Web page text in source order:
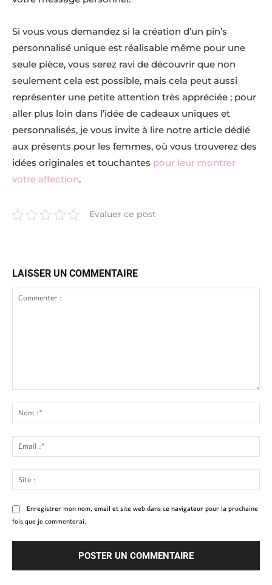
Si vous vous demandez si la création d’un pin’s
personnalisé unique est réalisable même pour une
seule pièce, vous serez ravi de découvrir que non
seulement cela est possible, mais cela peut aussi
représenter une petite attention très appréciée ; pour
aller plus loin dans l’idée de cadeaux uniques et
personnalisés, je vous invite à lire notre article dédié
aux présents pour les femmes, où vous trouverez des
idées originales et touchantes pour leur montrer
votre affection.
Evaluer ce post
LAISSER UN COMMENTAIRE
:
:*
:*
:
Enregistrer mon nom, email et site web dans ce navigateur pour la prochaine
fois que je commenterai.